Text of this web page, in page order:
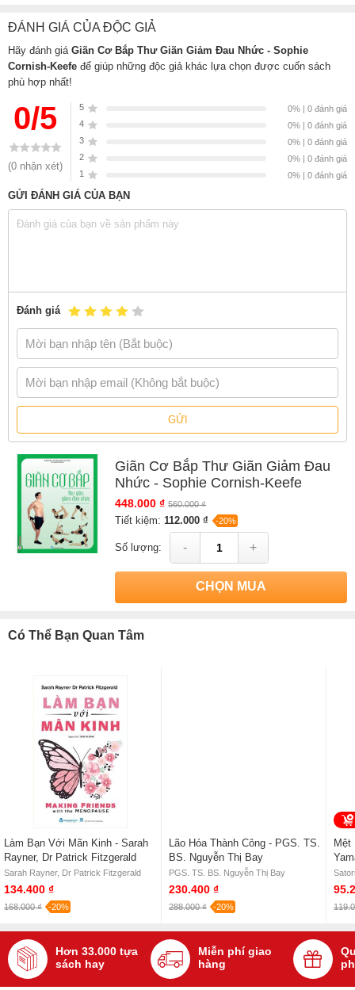
ĐÁNH GIÁ CỦA ĐỘC GIẢ
Hãy đánh giá Giãn Cơ Bắp Thư Giãn Giảm Đau Nhức - Sophie
Cornish-Keefe để giúp những độc giả khác lựa chọn được cuốn sách
phù hợp nhất!
0/5
(0 nhận xét)
5
0% | 0 đánh giá
4
0% | 0 đánh giá
3
0% | 0 đánh giá
2
0% | 0 đánh giá
1
0% | 0 đánh giá
GỬI ĐÁNH GIÁ CỦA BẠN
Đánh giá
GỬI
Giãn Cơ Bắp Thư Giãn Giảm Đau
Nhức - Sophie Cornish-Keefe
448.000 ₫ 560.000 ₫
Tiết kiệm: 112.000 ₫ -20%
Số lượng: - +
CHỌN MUA
Có Thể Bạn Quan Tâm
Làm Bạn Với Mãn Kinh - Sarah
Rayner, Dr Patrick Fitzgerald
Sarah Rayner, Dr Patrick Fitzgerald
134.400 ₫
168.000 ₫ -20%
Lão Hóa Thành Công - PGS. TS.
BS. Nguyễn Thị Bay
PGS. TS. BS. Nguyễn Thị Bay
230.400 ₫
288.000 ₫ -20%
Mệt
Hơn 33.000 tựa
sách hay
Miễn phí giao
hàng